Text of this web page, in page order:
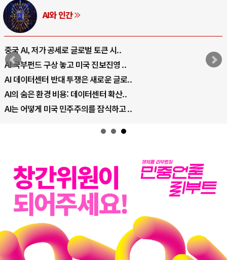
AI와 인간
중국 AI, 저가 공세로 글로벌 토큰 시..
AI 국부펀드 구상 놓고 미국 진보진영 ..
AI 데이터센터 반대 투쟁은 새로운 글로..
AI의 숨은 환경 비용: 데이터센터 확산..
AI는 어떻게 미국 민주주의를 잠식하고 ..